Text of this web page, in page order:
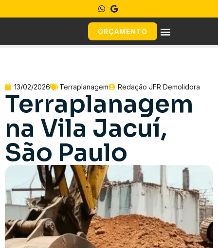
ORÇAMENTO
13/02/2026 Terraplanagem Redação JFR Demolidora
Terraplanagem
na Vila Jacuí,
São Paulo